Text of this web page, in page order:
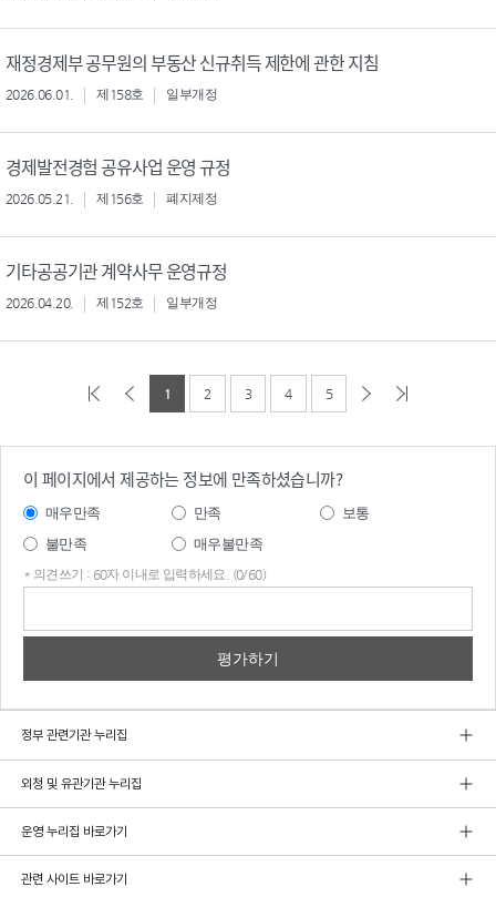
재정경제부 공무원의 부동산 신규취득 제한에 관한 지침
2026.06.01. 제158호 일부개정
경제발전경험 공유사업 운영 규정
2026.05.21. 제156호 폐지제정
기타공공기관 계약사무 운영규정
2026.04.20. 제152호 일부개정
1 2 3 4 5
이 페이지에서 제공하는 정보에 만족하셨습니까?
매우만족 만족
보통
불만족
매우불만족
* 의견쓰기 : 60자 이내로 입력하세요. (0/60)
정부 관련기관 누리집
외청 및 유관기관 누리집
운영 누리집 바로가기
관련 사이트 바로가기